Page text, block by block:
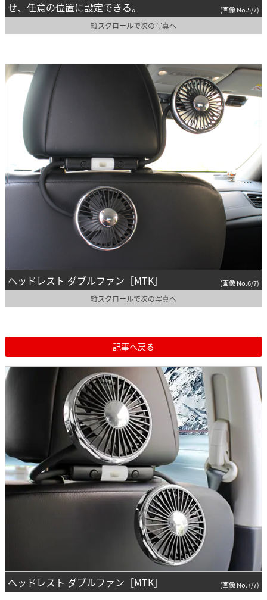
せ、任意の位置に設定できる。 (画像 No.5/7)
縦スクロールで次の写真へ
ヘッドレスト ダブルファン［MTK］ (画像 No.6/7)
縦スクロールで次の写真へ
記事へ戻る
ヘッドレスト ダブルファン［MTK］ (画像 No.7/7)